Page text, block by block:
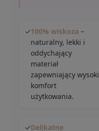
✓100% wiskoza –
naturalny, lekki i
oddychający
materiał
zapewniający wysoki
komfort
użytkowania.
✓Delikatne